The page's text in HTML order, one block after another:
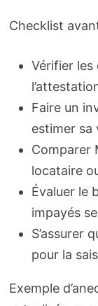
Checklist
Vérifier
Faire un
estimer sa
Comparer
locataire
Évaluer le
impayés
S’assurer
pour la
Exemple